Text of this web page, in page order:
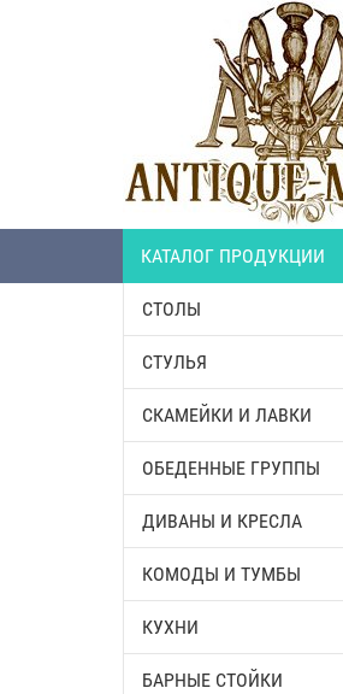
КАТАЛОГ ПРОДУКЦИИ
СТОЛЫ
СТУЛЬЯ
СКАМЕЙКИ И ЛАВКИ
ОБЕДЕННЫЕ ГРУППЫ
ДИВАНЫ И КРЕСЛА
КОМОДЫ И ТУМБЫ
КУХНИ
БАРНЫЕ СТОЙКИ